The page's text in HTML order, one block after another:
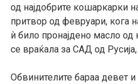
од најдобрите кошаркарки
притвор од февруари, кога
ѝ било пронајдено масло од
се враќала за САД од
Обвинителите бараа девет